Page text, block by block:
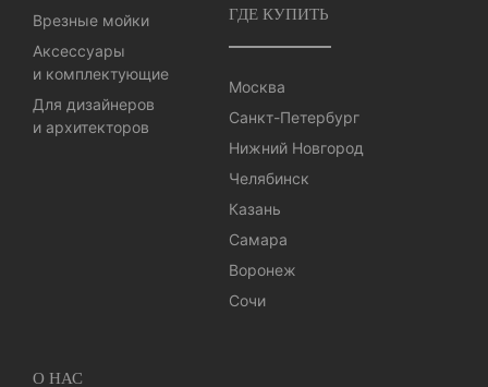
Врезные мойки
Аксессуары
и комплектующие
Для дизайнеров
и архитекторов
ГДЕ КУПИТЬ
Москва
Санкт-Петербург
Нижний Новгород
Челябинск
Казань
Самара
Воронеж
Сочи
О НАС